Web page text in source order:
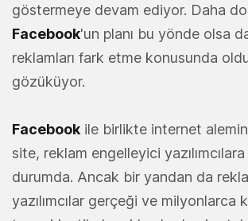
göstermeye devam ediyor. Daha
Facebook'un planı bu yönde olsa
reklamları fark etme konusunda
gözüküyor.
Facebook ile birlikte internet
site, reklam engelleyici
durumda. Ancak bir yandan da
yazılımcılar gerçeği ve milyonlarca